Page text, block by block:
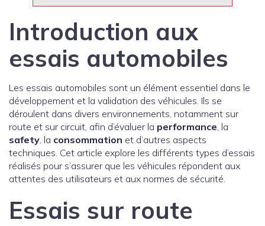
Introduction aux
essais automobiles
Les essais automobiles sont un élément essentiel dans le
développement et la validation des véhicules. Ils se
déroulent dans divers environnements, notamment sur
route et sur circuit, afin d’évaluer la performance, la
safety, la consommation et d’autres aspects
techniques. Cet article explore les différents types d’essais
réalisés pour s’assurer que les véhicules répondent aux
attentes des utilisateurs et aux normes de sécurité.
Essais sur route